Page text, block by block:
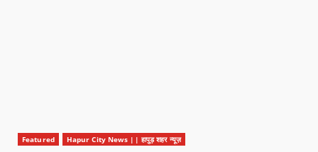
Featured Hapur City News || हापुड़ शहर न्यूज़